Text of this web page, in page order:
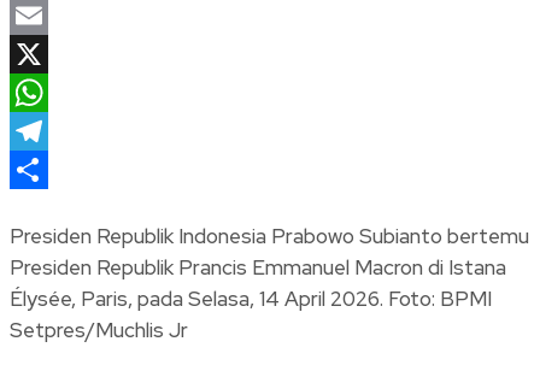
Facebook
Email
X
WhatsApp
Telegram
Presiden Republik Indonesia Prabowo Subianto bertemu
Presiden Republik Prancis Emmanuel Macron di Istana
Élysée, Paris, pada Selasa, 14 April 2026. Foto: BPMI
Setpres/Muchlis Jr